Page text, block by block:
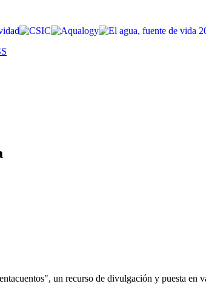
un recurso de divulgación y puesta en